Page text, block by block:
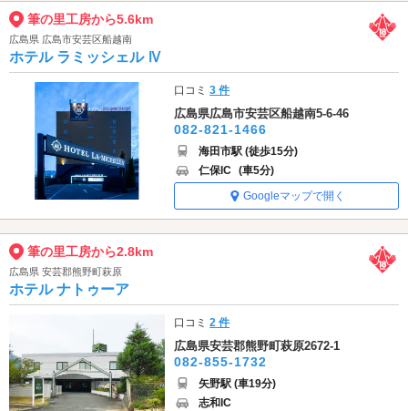
筆の里工房から5.6km
広島県 広島市安芸区船越南
ホテル ラミッシェル Ⅳ
口コミ3 件
広島県広島市安芸区船越南5-6-46
082-821-1466
海田市駅 (徒歩15分)
仁保IC (車5分)
Googleマップで開く
筆の里工房から2.8km
広島県 安芸郡熊野町萩原
ホテル ナトゥーア
口コミ2 件
広島県安芸郡熊野町萩原2672-1
082-855-1732
矢野駅 (車19分)
志和IC